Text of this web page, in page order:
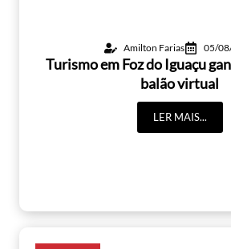
Amilton Farias 05/
Turismo em Foz do Iguaçu
balão virtual
LER MAIS...